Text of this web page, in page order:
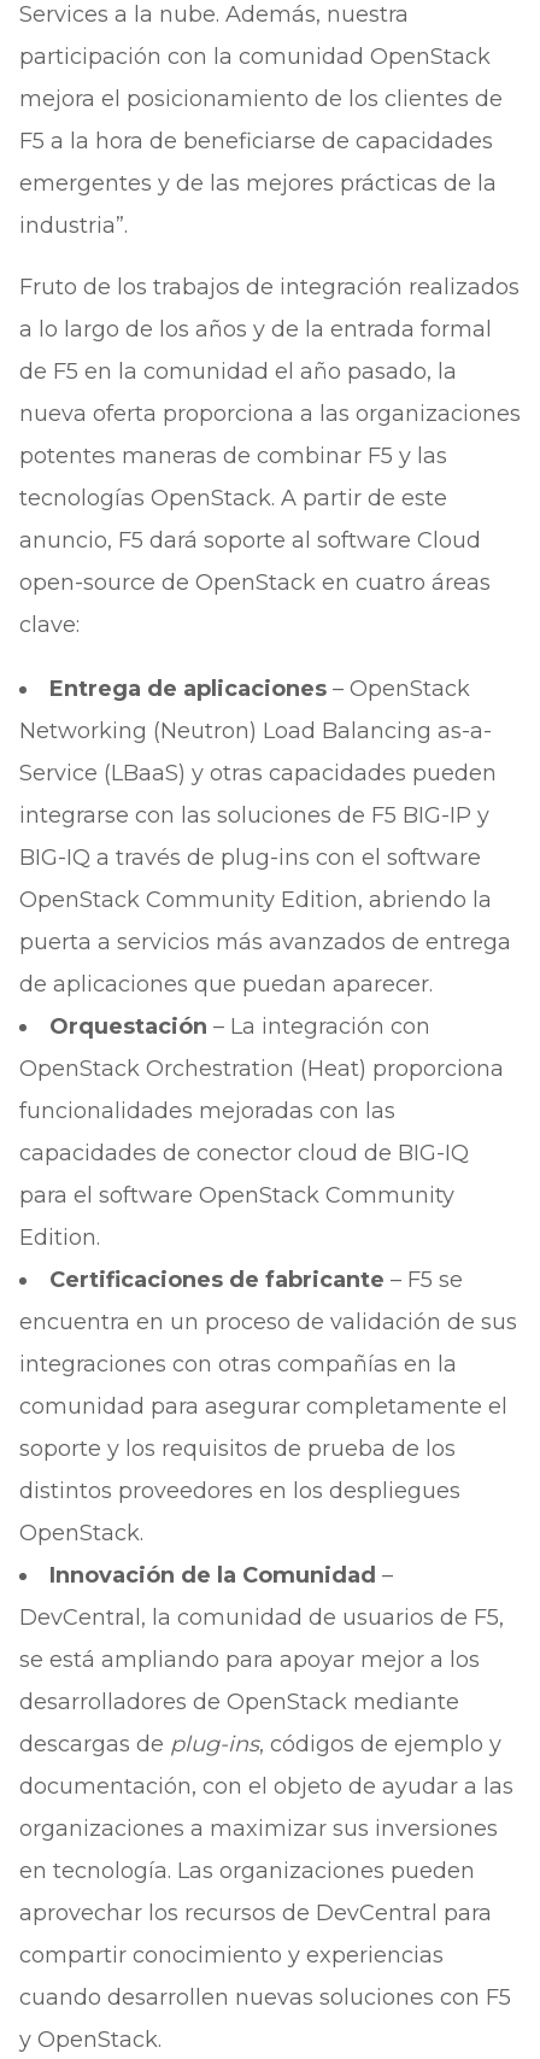
Services a la nube. Además, nuestra
participación con la comunidad OpenStack
mejora el posicionamiento de los clientes de
F5 a la hora de beneficiarse de capacidades
emergentes y de las mejores prácticas de la
industria”.
Fruto de los trabajos de integración realizados
a lo largo de los años y de la entrada formal
de F5 en la comunidad el año pasado, la
nueva oferta proporciona a las organizaciones
potentes maneras de combinar F5 y las
tecnologías OpenStack. A partir de este
anuncio, F5 dará soporte al software Cloud
open-source de OpenStack en cuatro áreas
clave:
Entrega de aplicaciones– OpenStack
Networking (Neutron) Load Balancing as-a-
Service (LBaaS) y otras capacidades pueden
integrarse con las soluciones de F5 BIG-IP y
BIG-IQ a través de plug-ins con el software
OpenStack Community Edition, abriendo la
puerta a servicios más avanzados de entrega
de aplicaciones que puedan aparecer.
Orquestación – La integración con
OpenStack Orchestration (Heat) proporciona
funcionalidades mejoradas con las
capacidades de conector cloud de BIG-IQ
para el software OpenStack Community
Edition.
Certificaciones de fabricante – F5 se
encuentra en un proceso de validación de sus
integraciones con otras compañías en la
comunidad para asegurar completamente el
soporte y los requisitos de prueba de los
distintos proveedores en los despliegues
OpenStack.
Innovación de la Comunidad –
DevCentral, la comunidad de usuarios de F5,
se está ampliando para apoyar mejor a los
desarrolladores de OpenStack mediante
descargas de plug-ins, códigos de ejemplo y
documentación, con el objeto de ayudar a las
organizaciones a maximizar sus inversiones
en tecnología. Las organizaciones pueden
aprovechar los recursos de DevCentral para
compartir conocimiento y experiencias
cuando desarrollen nuevas soluciones con F5
y OpenStack.